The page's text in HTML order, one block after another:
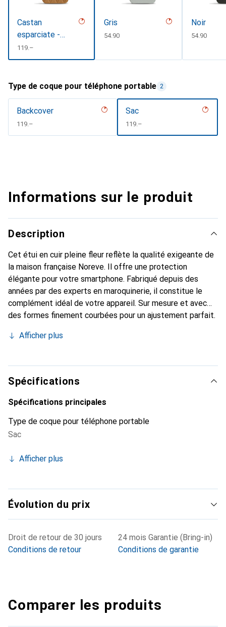
Castan
esparciate -
Couture
CHF
119.–
Gris
CHF
54.90
Noir
CHF
54.90
Type de coque pour téléphone portable 2
Backcover
CHF
119.–
Sac
CHF
119.–
Informations sur le produit
Description
Cet étui en cuir pleine fleur reflète la qualité exigeante de
la maison française Noreve. Il offre une protection
élégante pour votre smartphone. Fabriqué depuis des
années par des experts en maroquinerie, il constitue le
complément idéal de votre appareil. Sur mesure et avec
des formes finement courbées pour un ajustement parfait.
smartphone. La marque Noreve est reconnue
reste toujours un excellent choix pour le client exigeant.
Afficher plus
Spécifications
Spécifications principales
Type de coque pour téléphone portable
Sac
Afficher plus
Évolution du prix
Droit de retour de 30 jours
Conditions de retour
24 mois Garantie (Bring-in)
Conditions de garantie
Comparer les produits